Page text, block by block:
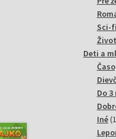
Sci-
Deti a
Do
Iné